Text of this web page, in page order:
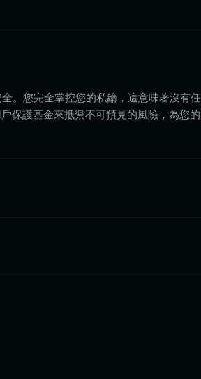
。您完全掌控您的私鑰，這意味著沒有
保護基金來抵禦不可預見的風險，為您